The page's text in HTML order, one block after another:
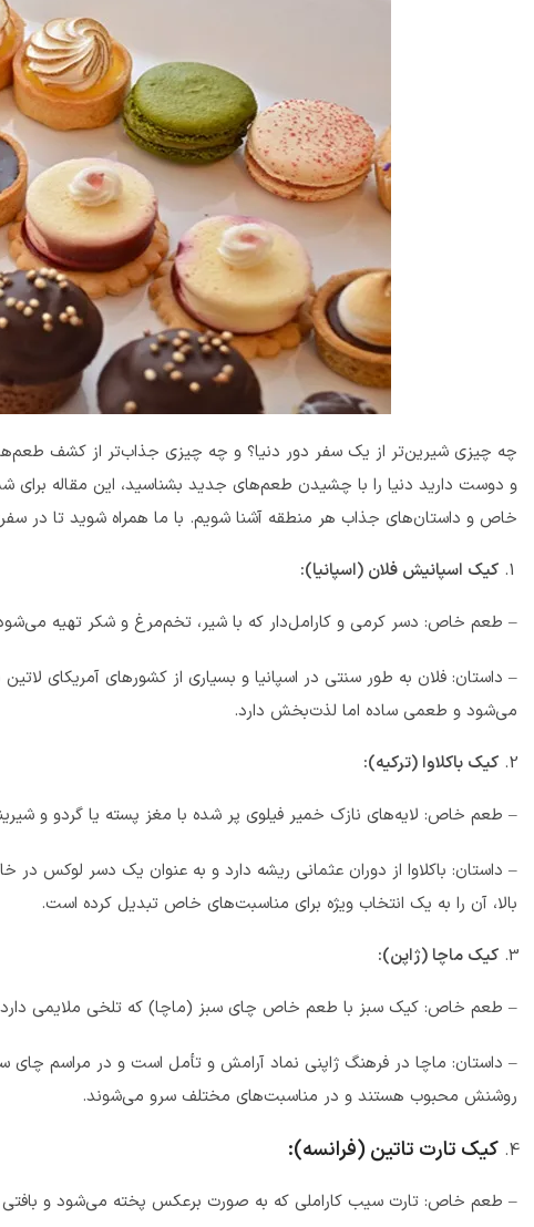
چه چیزی شیرین‌تر از یک سفر دور دنیا؟ و چه چیزی جذاب‌تر از کشف
و دوست دارید دنیا را با چشیدن طعم‌های جدید بشناسید، این مقاله
خاص و داستان‌های جذاب هر منطقه آشنا شویم. با ما همراه شوید تا در
کیک اسپانیش فلان (اسپانیا):
– طعم خاص: دسر کرمی و کارامل‌دار که با شیر، تخم‌مرغ و شکر تهیه
– داستان: فلان به طور سنتی در اسپانیا و بسیاری از کشورهای
می‌شود و طعمی ساده اما لذت‌بخش دارد.
کیک باکلاوا (ترکیه):
– طعم خاص: لایه‌های نازک خمیر فیلوی پر شده با مغز پسته یا گردو و
– داستان: باکلاوا از دوران عثمانی ریشه دارد و به عنوان یک دسر لوکس در
بالا، آن را به یک انتخاب ویژه برای مناسبت‌های خاص تبدیل کرده است.
کیک ماچا (ژاپن):
– طعم خاص: کیک سبز با طعم خاص چای سبز (ماچا) که تلخی ملایمی
– داستان: ماچا در فرهنگ ژاپنی نماد آرامش و تأمل است و در مراسم
روشنش محبوب هستند و در مناسبت‌های مختلف سرو می‌شوند.
کیک تارت تاتین (فرانسه):
– طعم خاص: تارت سیب کاراملی که به صورت برعکس پخته می‌شود و بافتی